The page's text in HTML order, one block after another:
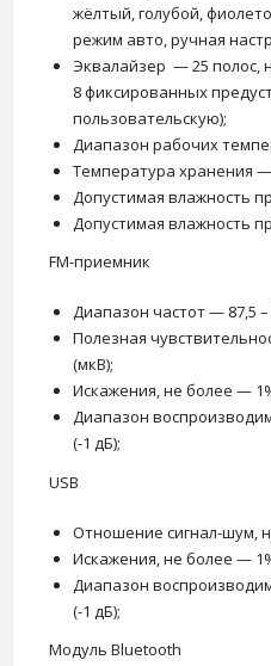
жёлтый, голубой,
режим авто, ручная
Эквалайзер — 25 полос,
8 фиксированных
пользовательскую);
Диапазон рабочих
Температура хранения —
Допустимая влажность
Допустимая влажность
FM-приемник
Диапазон частот — 87,5
Полезная
(мкВ);
Искажения, не более —
Диапазон
(-1 дБ);
USB
Отношение сигнал-шум,
Искажения, не более —
Диапазон
(-1 дБ);
Модуль Bluetooth